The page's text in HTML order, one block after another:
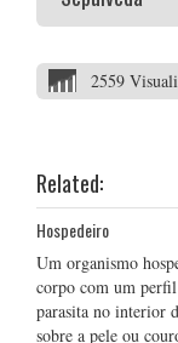
2559
Related:
Hospedeiro
Um organismo
corpo com um
parasita no interior
sobre a pele ou